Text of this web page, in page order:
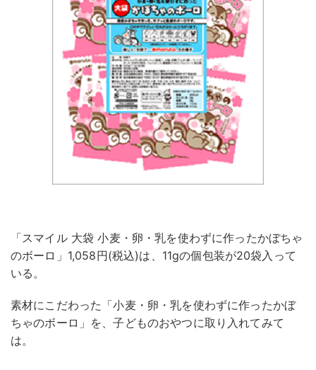
「スマイル 大袋 小麦・卵・乳を使わずに作ったかぼちゃ
のボーロ」1,058円(税込)は、11gの個包装が20袋入って
いる。
素材にこだわった「小麦・卵・乳を使わずに作ったかぼ
ちゃのボーロ」を、子どものおやつに取り入れてみて
は。